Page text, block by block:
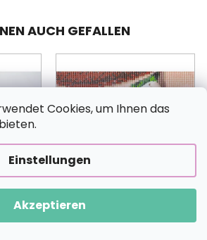
Cookies, um Ihnen das
Einstellungen
Akzeptieren
AUCH GEFALLEN